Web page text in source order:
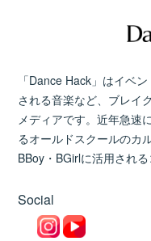
「Dance Hack」はイベ
される音楽など、ブレイ
メディアです。近年急速
るオールドスクールのカ
BBoy・BGirlに活用される
Social